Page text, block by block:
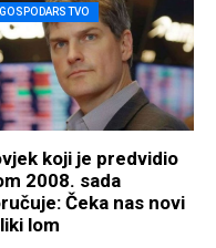
GOSPODARSTVO
koji je predvidio
2008. sada
Čeka nas novi
lom